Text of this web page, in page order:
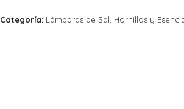
Categoría: Lámparas de Sal, Hornillos y